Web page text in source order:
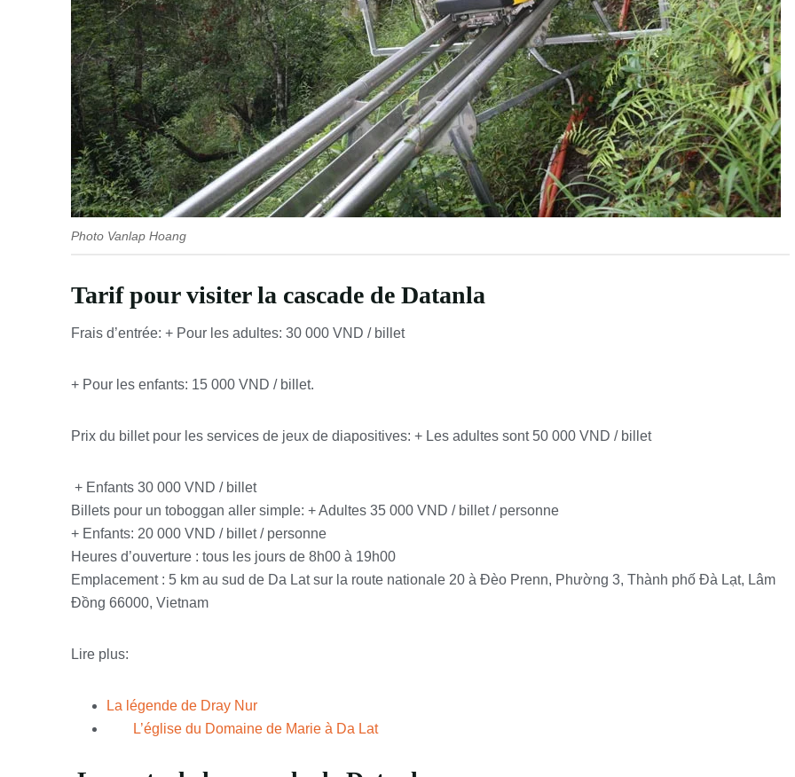
Photo Vanlap Hoang
Tarif pour visiter la cascade de Datanla
Frais d’entrée: + Pour les adultes: 30 000 VND / billet
+ Pour les enfants: 15 000 VND / billet.
Prix ​​du billet pour les services de jeux de diapositives: + Les adultes sont 50 000 VND / billet
+ Enfants 30 000 VND / billet
Billets pour un toboggan aller simple: + Adultes 35 000 VND / billet / personne
+ Enfants: 20 000 VND / billet / personne
Heures d’ouverture : tous les jours de 8h00 à 19h00
Emplacement: 5 km au sud de Da Lat sur la route nationale 20 à Đèo Prenn, Phường 3, Thành phố Đà Lạt, Lâm
Đồng 66000, Vietnam
Lire plus:
La légende de Dray Nur
L’église du Domaine de Marie à Da Lat